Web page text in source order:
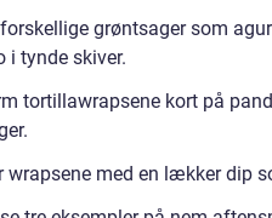
grøntsager som
i tynde skiver.
tortillawrapsene kort på
wrapsene med en lækker dip